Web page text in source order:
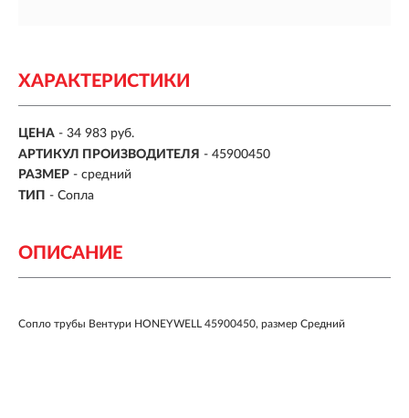
ХАРАКТЕРИСТИКИ
ЦЕНА - 34 983 руб.
АРТИКУЛ ПРОИЗВОДИТЕЛЯ - 45900450
РАЗМЕР - средний
ТИП - Сопла
ОПИСАНИЕ
Сопло трубы Вентури HONEYWELL 45900450, размер Средний